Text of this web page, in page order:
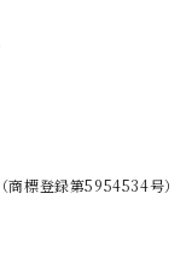
標登録第5954534号）